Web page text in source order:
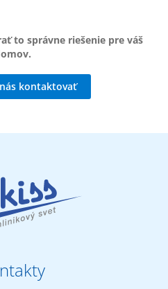
to správne riešenie pre váš
kontaktovať